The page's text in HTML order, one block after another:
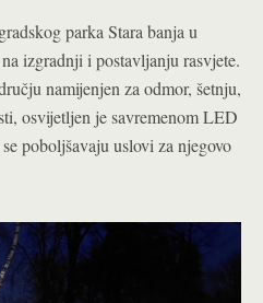
parka Stara banja u
izgradnji i postavljanju rasvjete.
namijenjen za odmor, šetnju,
osvijetljen je savremenom LED
poboljšavaju uslovi za njegovo